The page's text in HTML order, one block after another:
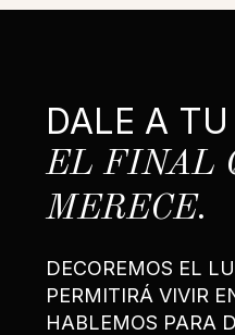
DALE A
EL FINAL
MERECE.
DECOREMOS EL
PERMITIRÁ VIVIR
HABLEMOS PARA